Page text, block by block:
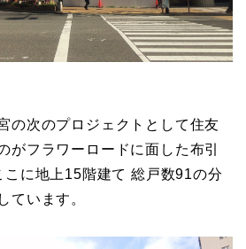
の次のプロジェクトとして住友
がフラワーロードに面した布引
に地上15階建て 総戸数91の分
ています。